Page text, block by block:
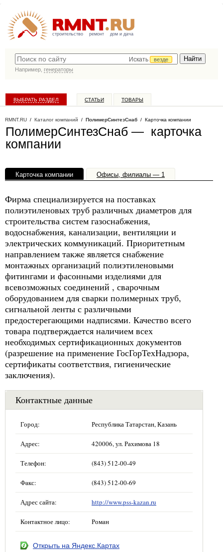
строительство ремонт дом и дача
Искать
везде
Например, генераторы
ВЫБРАТЬ РАЗДЕЛ СТАТЬИ ТОВАРЫ
RMNT.RU / Каталог компаний / ПолимерСинтезСнаб / Карточка компании
ПолимерСинтезСнаб — карточка
компании
Карточка компании Офисы, филиалы — 1
Фирма специализируется на поставках
полиэтиленовых труб различных диаметров для
строительства систем газоснабжения,
водоснабжения, канализации, вентиляции и
электрических коммуникаций. Приоритетным
направлением также является снабжение
монтажных организаций полиэтиленовыми
фитингами и фасонными изделиями для
всевозможных соединений , сварочным
оборудованием для сварки полимерных труб,
сигнальной ленты с различными
предостерегающими надписями. Качество всего
товара подтверждается наличием всех
необходимых сертификационных документов
(разрешение на применение ГосГорТехНадзора,
сертификаты соответствия, гигиенические
заключения).
Контактные данные
Город: Республика Татарстан, Казань
Адрес: 420006, ул. Рахимова 18
Телефон: (843) 512-00-49
Факс: (843) 512-00-69
Адрес сайта: http://www.pss-kazan.ru
Контактное лицо: Роман
Открыть на Яндекс.Картах